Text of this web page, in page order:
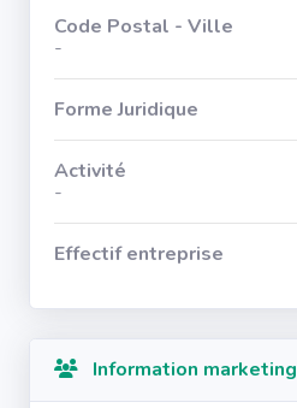
Code Postal - Ville
-
Forme Juridique
Activité
-
Effectif entreprise
Information marketing